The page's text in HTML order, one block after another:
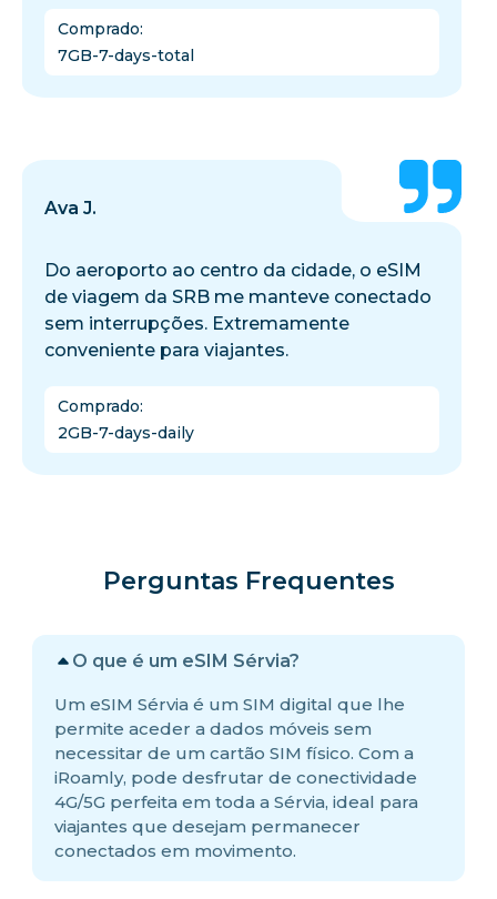
Comprado:
7GB-7-days-total
Ava J.
Do aeroporto ao centro da cidade, o eSIM
de viagem da SRB me manteve conectado
sem interrupções. Extremamente
conveniente para viajantes.
Comprado:
2GB-7-days-daily
Perguntas Frequentes
O que é um eSIM Sérvia?
Um eSIM Sérvia é um SIM digital que lhe
permite aceder a dados móveis sem
necessitar de um cartão SIM físico. Com a
iRoamly, pode desfrutar de conectividade
4G/5G perfeita em toda a Sérvia, ideal para
viajantes que desejam permanecer
conectados em movimento.